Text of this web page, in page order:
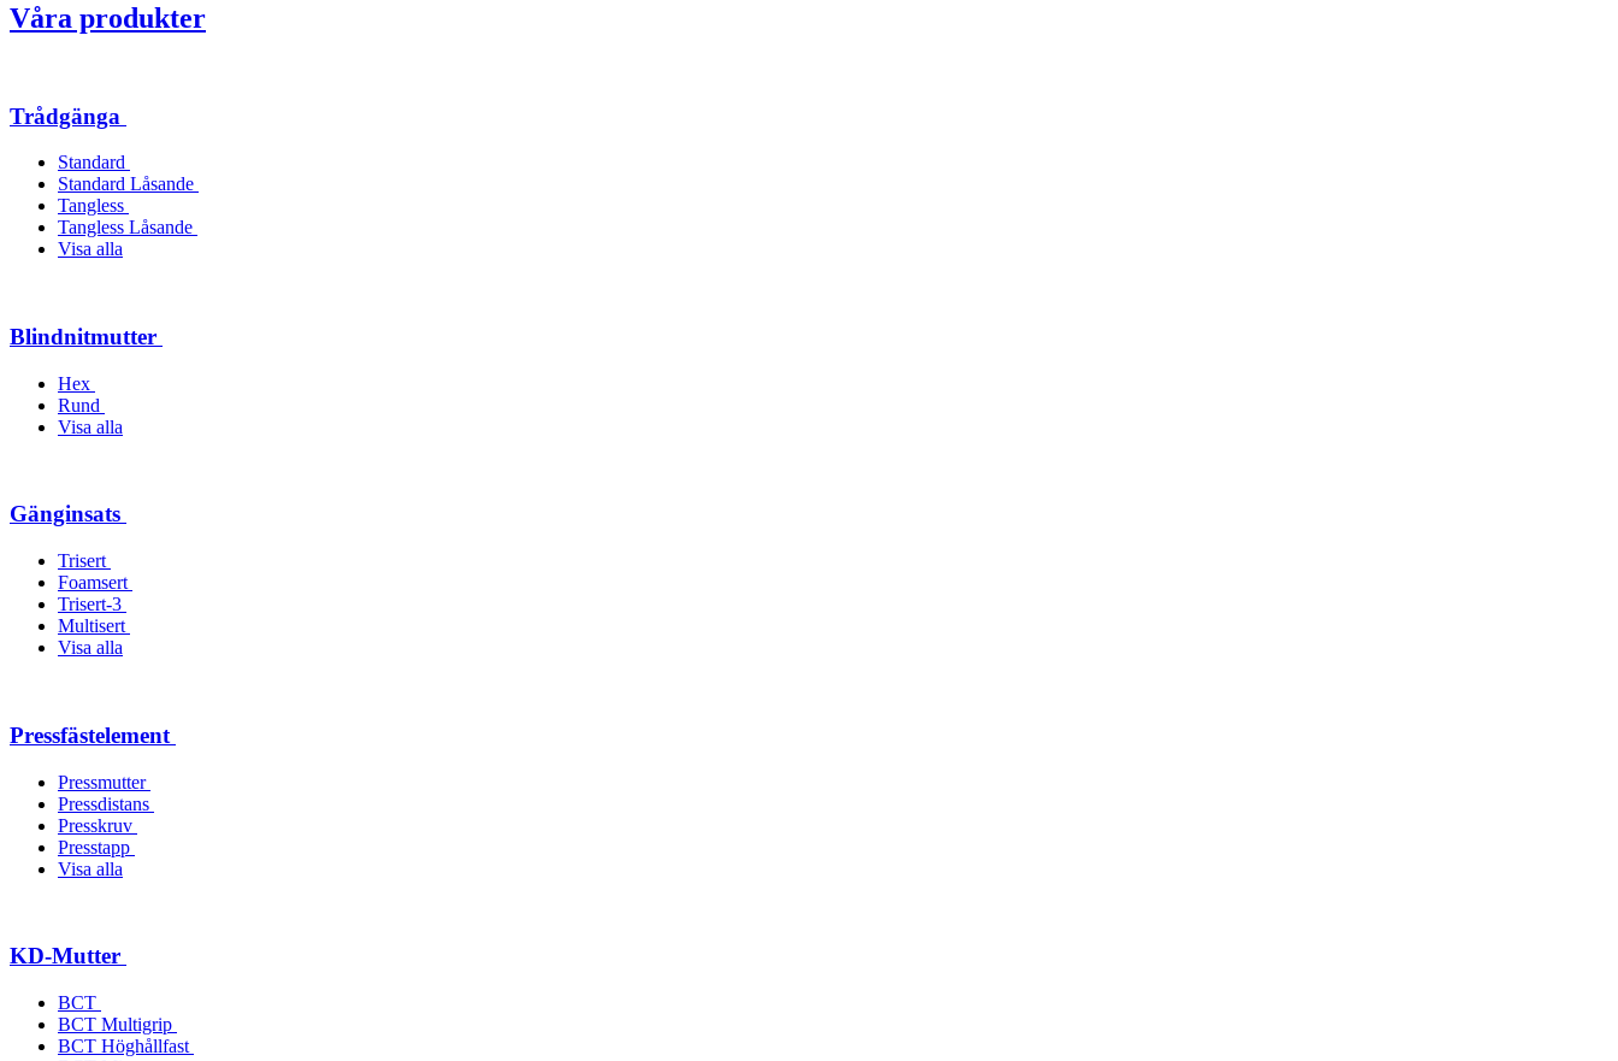
Våra produkter
Trådgänga
Standard
Standard Låsande
Tangless
Tangless Låsande
Visa alla
Blindnitmutter
Hex
Rund
Visa alla
Gänginsats
Trisert
Foamsert
Trisert-3
Multisert
Visa alla
Pressfästelement
Pressmutter
Pressdistans
Presskruv
Presstapp
Visa alla
KD-Mutter
BCT
BCT Multigrip
BCT Höghållfast